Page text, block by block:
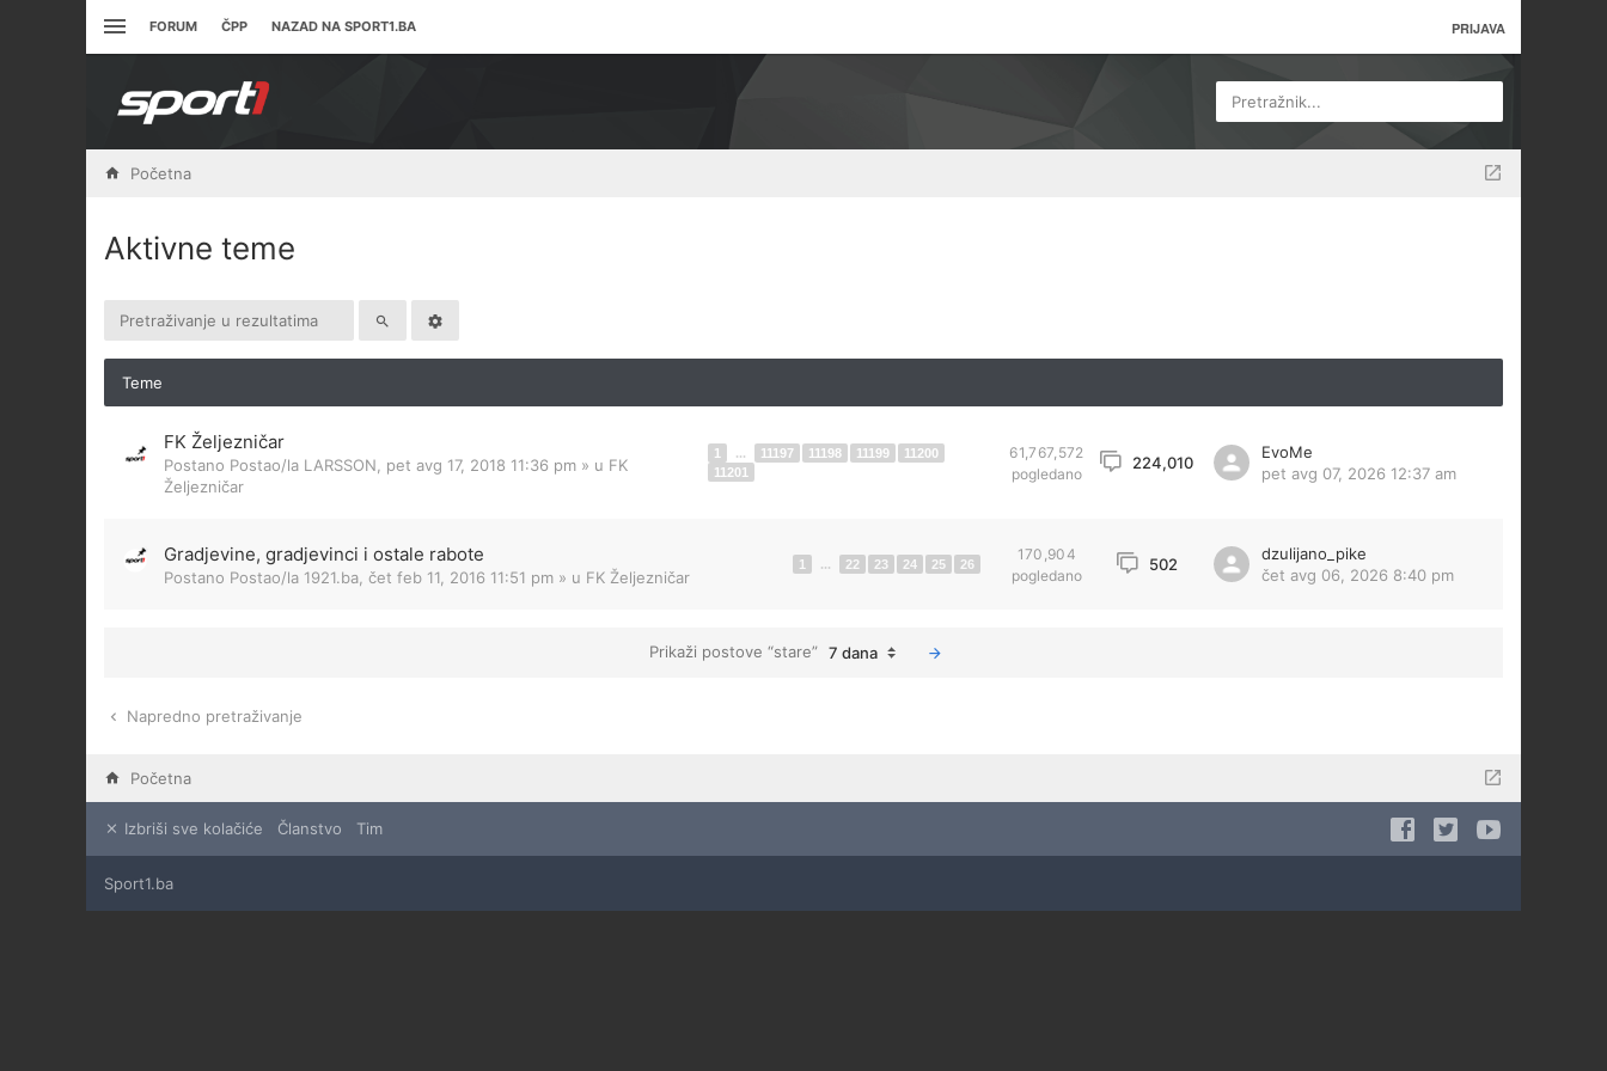
FORUM ČPP NAZAD NA SPORT1.BA PRIJAVA
Pretražnik...
Početna
Aktivne teme
Teme
FK Željezničar
Postano Postao/la LARSSON pet avg 17, 2018 11:36 pm » u FK
Željezničar
1 ... 11197 11198 11199
11200
11201
61,767,572
pogledano
224,010
EvoMe
pet avg 07, 2026 12:37 am
Gradjevine, gradjevinci i ostale rabote
Postano Postao/la 1921.ba čet feb 11, 2016 11:51 pm » u FK Željezničar
1 ... 22 23 24 25 26
170,904
pogledano
502
dzulijano_pike
čet avg 06, 2026 8:40 pm
Prikaži postove “stare” 7 dana
Napredno pretraživanje
Početna
Izbriši sve kolačiće Članstvo Tim
Sport1.ba